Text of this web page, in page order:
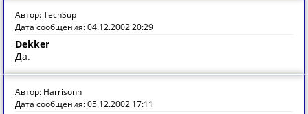
Автор: TechSup
Дата сообщения: 04.12.2002 20:29
Dekker
Да.
Автор: Harrisonn
Дата сообщения: 05.12.2002 17:11